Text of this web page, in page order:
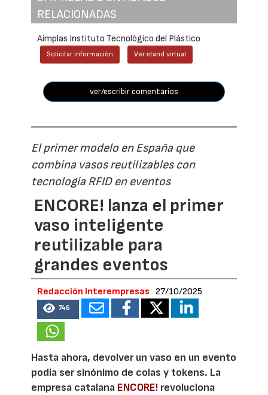
RELACIONADAS
Aimplas Instituto Tecnológico del Plástico
Solicitar información Ver stand virtual
ver/escribir comentarios
El primer modelo en España que
combina vasos reutilizables con
tecnología RFID en eventos
ENCORE! lanza el primer
vaso inteligente
reutilizable para
grandes eventos
Redacción Interempresas 27/10/2025
746
Hasta ahora, devolver un vaso en un evento
podía ser sinónimo de colas y tokens. La
empresa catalana ENCORE! revoluciona